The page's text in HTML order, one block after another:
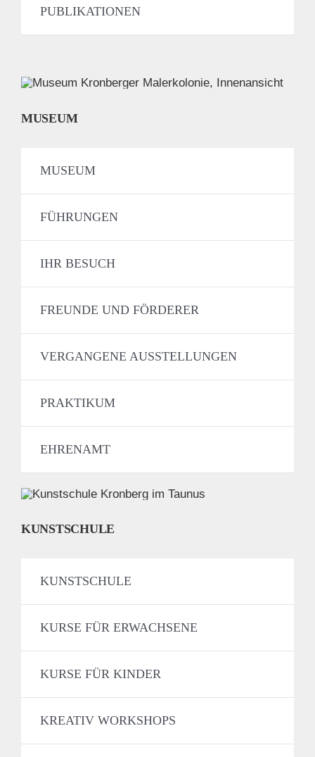
PUBLIKATIONEN
MUSEUM
MUSEUM
FÜHRUNGEN
IHR BESUCH
FREUNDE UND FÖRDERER
VERGANGENE AUSSTELLUNGEN
PRAKTIKUM
EHRENAMT
KUNSTSCHULE
KUNSTSCHULE
KURSE FÜR ERWACHSENE
KURSE FÜR KINDER
KREATIV WORKSHOPS